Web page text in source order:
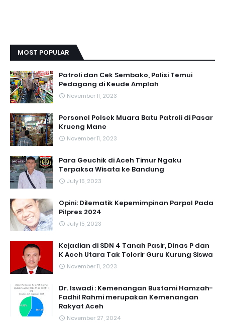
MOST POPULAR
Patroli dan Cek Sembako, Polisi Temui
Pedagang di Keude Amplah
November 11, 2023
Personel Polsek Muara Batu Patroli di Pasar
Krueng Mane
November 11, 2023
Para Geuchik di Aceh Timur Ngaku
Terpaksa Wisata ke Bandung
July 15, 2023
Opini: Dilematik Kepemimpinan Parpol Pada
Pilpres 2024
July 15, 2023
Kejadian di SDN 4 Tanah Pasir, Dinas P dan
K Aceh Utara Tak Tolerir Guru Kurung Siswa
November 11, 2023
Dr. Iswadi : Kemenangan Bustami Hamzah-
Fadhil Rahmi merupakan Kemenangan
Rakyat Aceh
November 27, 2024